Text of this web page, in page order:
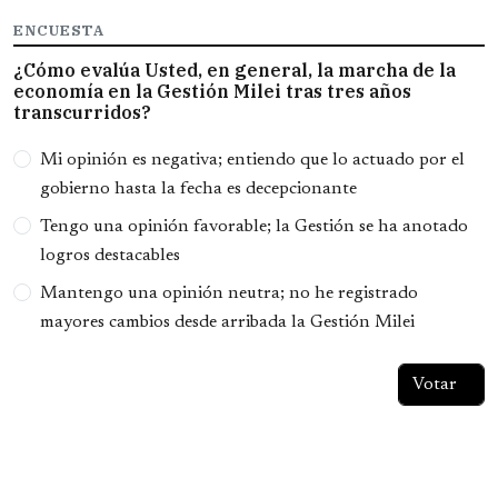
ENCUESTA
¿Cómo evalúa Usted, en general, la marcha de la
economía en la Gestión Milei tras tres años
transcurridos?
Opciones
Mi opinión es negativa; entiendo que lo actuado por el
gobierno hasta la fecha es decepcionante
Tengo una opinión favorable; la Gestión se ha anotado
logros destacables
Mantengo una opinión neutra; no he registrado
mayores cambios desde arribada la Gestión Milei